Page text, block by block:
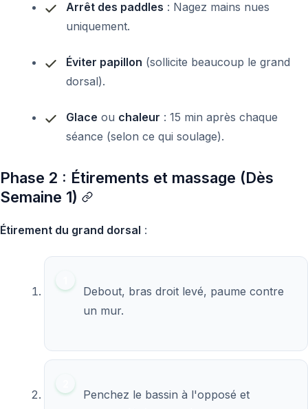
Arrêt des paddles : Nagez mains nues
uniquement.
Éviter papillon (sollicite beaucoup le grand
dorsal).
Glace ou chaleur : 15 min après chaque
séance (selon ce qui soulage).
Phase 2 : Étirements et massage (Dès
Semaine 1)
Étirement du grand dorsal :
Debout, bras droit levé, paume contre
un mur.
Penchez le bassin à l'opposé et